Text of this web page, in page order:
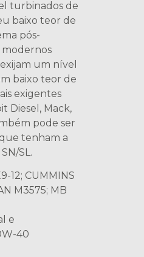
turbinados de
baixo teor de
pós-
modernos
um nível
baixo teor de
exigentes
Diesel, Mack,
pode ser
tenham a
SL.
12; CUMMINS
M3575; MB
e
40